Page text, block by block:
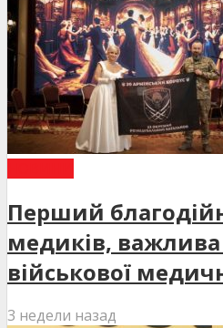
Перший
медиків,
військової
3 недели назад